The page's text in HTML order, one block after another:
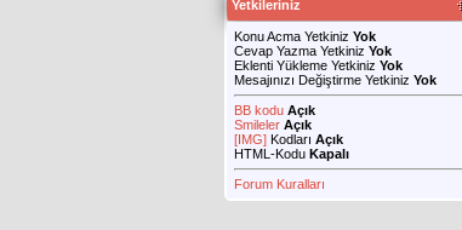
Yetkileriniz
Konu Acma Yetkiniz Yok
Cevap Yazma Yetkiniz Yok
Eklenti Yükleme Yetkiniz Yok
Mesajınızı Değiştirme Yetkiniz Yok
BB kodu Açık
Smileler Açık
[IMG] Kodları Açık
HTML-Kodu Kapalı
Forum Kuralları